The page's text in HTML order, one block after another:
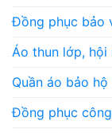
Đồng phục bảo
Áo thun lớp, hội
Quần áo bảo
Đồng phục